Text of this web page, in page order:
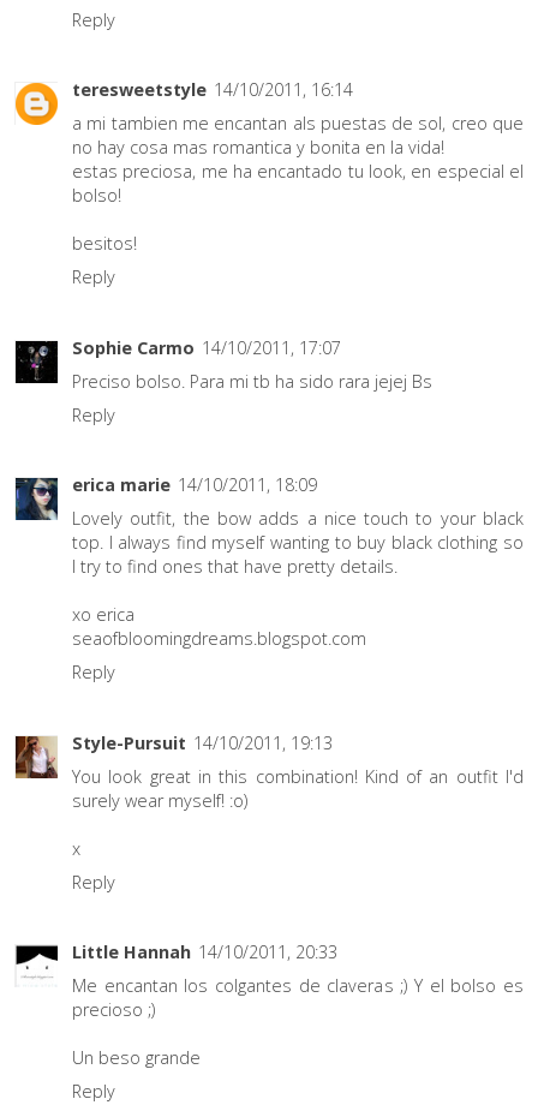
Reply
teresweetstyle 14/10/2011, 16:14
a mi tambien me encantan als puestas de sol, creo que
no hay cosa mas romantica y bonita en la vida!
estas preciosa, me ha encantado tu look, en especial el
bolso!
besitos!
Reply
Sophie Carmo 14/10/2011, 17:07
Preciso bolso. Para mi tb ha sido rara jejej Bs
Reply
erica marie 14/10/2011, 18:09
Lovely outfit, the bow adds a nice touch to your black
top. I always find myself wanting to buy black clothing so
I try to find ones that have pretty details.
xo erica
seaofbloomingdreams.blogspot.com
Reply
Style-Pursuit 14/10/2011, 19:13
You look great in this combination! Kind of an outfit I'd
surely wear myself! :o)
x
Reply
Little Hannah 14/10/2011, 20:33
Me encantan los colgantes de claveras ;) Y el bolso es
precioso ;)
Un beso grande
Reply